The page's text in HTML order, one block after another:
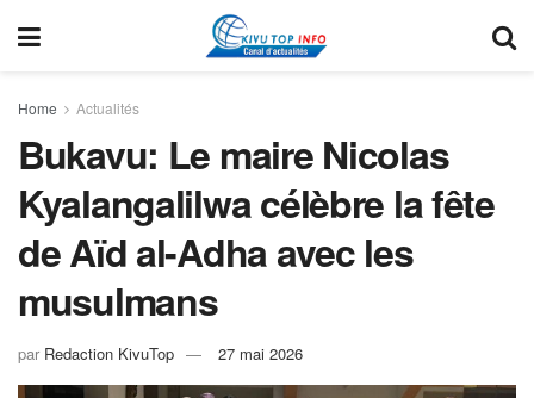
Home Actualités
Bukavu: Le maire Nicolas
Kyalangalilwa célèbre la fête
de Aïd al-Adha avec les
musulmans
par Redaction KivuTop 27 mai 2026